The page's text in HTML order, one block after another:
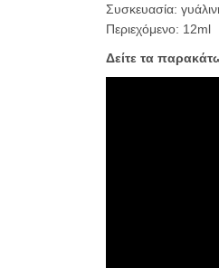
Συσκευασία:
Περιεχόμενο: 12ml
Δείτε τα